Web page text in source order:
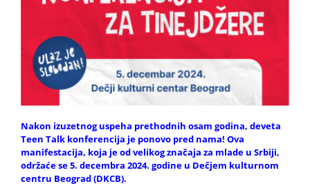
Nakon izuzetnog uspeha prethodnih osam godina, deveta
Teen Talk konferencija je ponovo pred nama! Ova
manifestacija, koja je od velikog značaja za mlade u Srbiji,
održaće se 5. decembra 2024. godine u Dečjem kulturnom
centru Beograd (DKCB).